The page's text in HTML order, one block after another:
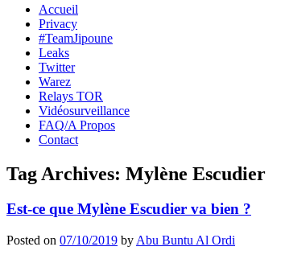
Skip
content
Accueil
Privacy
#TeamJipoune
Leaks
Twitter
Warez
Relays TOR
Vidéosurveillance
FAQ/A Propos
Contact
Tag Archives: Mylène Escudier
Est-ce que Mylène Escudier va bien ?
Posted on 07/10/2019 by Abu Buntu Al Ordi